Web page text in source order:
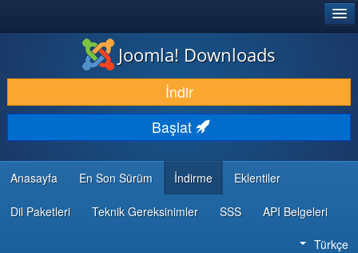
İNDIR & GENIŞLET
KEŞFET & ÖĞREN
TOPLULUK & DESTEK
GELIŞTIRICI KAYNAKLARI
Joomla! Downloads
İndir
Başlat
Anasayfa En Son Sürüm İndirme Eklentiler
Dil Paketleri Teknik Gereksinimler SSS API Belgeleri
Türkçe